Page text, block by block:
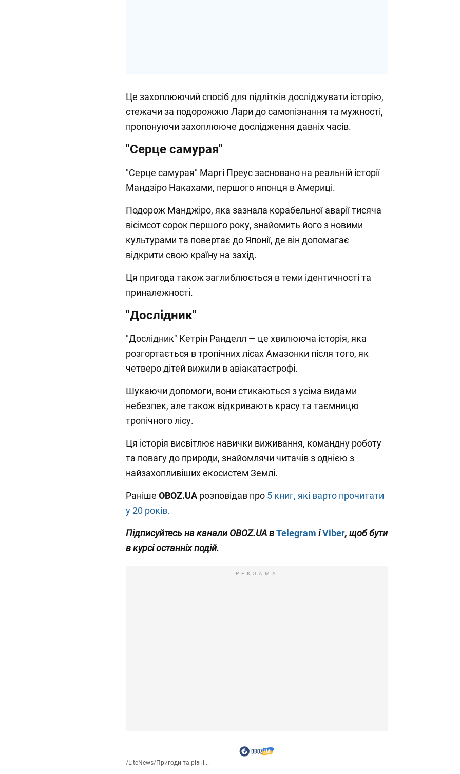
Це захоплюючий спосіб для підлітків досліджувати історію,
стежачи за подорожжю Лари до самопізнання та мужності,
пропонуючи захоплююче дослідження давніх часів.
"Серце самурая"
"Серце самурая" Маргі Преус засновано на реальній історії
Мандзіро Накахами, першого японця в Америці.
Подорож Манджіро, яка зазнала корабельної аварії тисяча
вісімсот сорок першого року, знайомить його з новими
культурами та повертає до Японії, де він допомагає
відкрити свою країну на захід.
Ця пригода також заглиблюється в теми ідентичності та
приналежності.
"Дослідник"
"Дослідник" Кетрін Ранделл — це хвилююча історія, яка
розгортається в тропічних лісах Амазонки після того, як
четверо дітей вижили в авіакатастрофі.
Шукаючи допомоги, вони стикаються з усіма видами
небезпек, але також відкривають красу та таємницю
тропічного лісу.
Ця історія висвітлює навички виживання, командну роботу
та повагу до природи, знайомлячи читачів з однією з
найзахопливіших екосистем Землі.
Раніше OBOZ.UA розповідав про 5 книг, які варто прочитати
у 20 років.
Підписуйтесь на канали OBOZ.UA вTelegram іViber, щоб бути
в курсі останніх подій.
РЕКЛАМА
/LiteNews/Пригоди та різні...